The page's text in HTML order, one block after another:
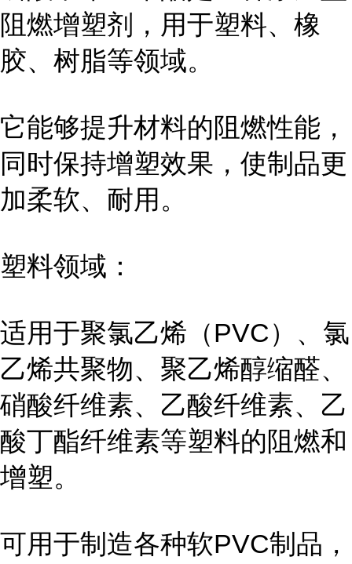
阻燃增塑剂，用于塑料、橡
胶、树脂等领域。
它能够提升材料的阻燃性能，
同时保持增塑效果，使制品更
加柔软、耐用。
塑料领域：
适用于聚氯乙烯（PVC）、氯
乙烯共聚物、聚乙烯醇缩醛、
硝酸纤维素、乙酸纤维素、乙
酸丁酯纤维素等塑料的阻燃和
增塑。
可用于制造各种软PVC制品，